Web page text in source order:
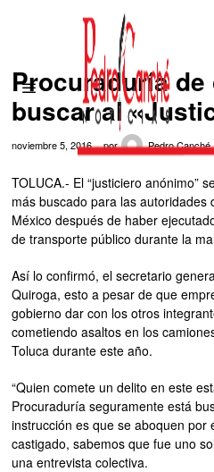
Procuraduría
buscar al
noviembre 5, 2016 por Pedro Canché
TOLUCA.- El “justiciero anónimo”
más buscado para las autoridades
México después de haber
de transporte público durante la
Así lo confirmó, el secretario
Quiroga, esto a pesar de que
gobierno dar con los otros
cometiendo asaltos en los
Toluca durante este año.
“Quien comete un delito en este
Procuraduría seguramente está
instrucción es que se aboquen
castigado, sabemos que fue uno
una entrevista colectiva.